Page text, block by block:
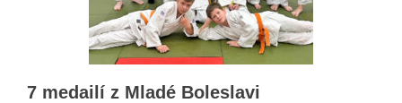
7 medailí z Mladé Boleslavi